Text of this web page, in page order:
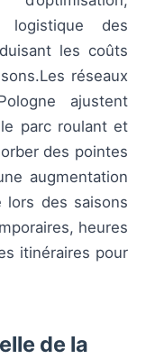
logistique des
les coûts
réseaux
ajustent
parc roulant et
des pointes
augmentation
lors des saisons
heures
itinéraires pour
de la